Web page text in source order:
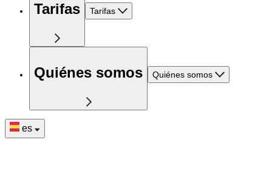
Tarifas Tarifas
Quiénes somos Quiénes somos
es